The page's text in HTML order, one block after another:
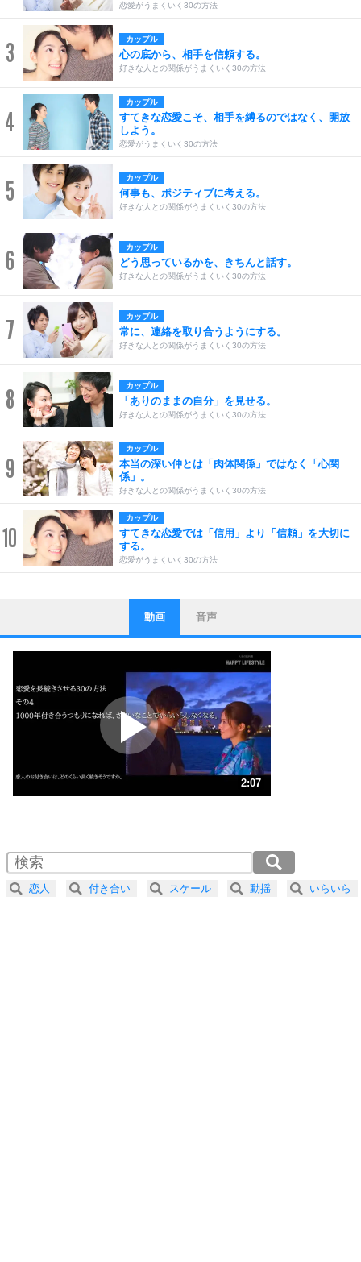
恋愛がうまくいく30の方法
3 カップル
心の底から、相手を信頼する。
好きな人との関係がうまくいく30の方法
4
カップル
すてきな恋愛こそ、相手を縛るのではなく、開放
しよう。
恋愛がうまくいく30の方法
5 カップル
何事も、ポジティブに考える。
好きな人との関係がうまくいく30の方法
6 カップル
どう思っているかを、きちんと話す。
好きな人との関係がうまくいく30の方法
7 カップル
常に、連絡を取り合うようにする。
好きな人との関係がうまくいく30の方法
8 カップル
「ありのままの自分」を見せる。
好きな人との関係がうまくいく30の方法
9
カップル
本当の深い仲とは「肉体関係」ではなく「心関
係」。
好きな人との関係がうまくいく30の方法
10
カップル
すてきな恋愛では「信用」より「信頼」を大切に
する。
恋愛がうまくいく30の方法
1
ストレス対策
他人と比べない。
いっそのこと、他人を見ない。
いらいらしない人になる30の方法
プラス思考
ポジティブになれない原因は、行動しないから。
ポジティブ思考になる30の方法
ストレス対策
人生、なんとかなるもの。
気楽に生きる30の方法
4 器の大きい人は、怒りを優しさで表現する。
プラス思考
動画 音声
2:07
2.0倍速 （250KB 1分3秒）
2.5倍速 （200KB 51秒）
3.0倍速 （167KB 42秒）
恋人 付き合い スケール 動揺 いらいら